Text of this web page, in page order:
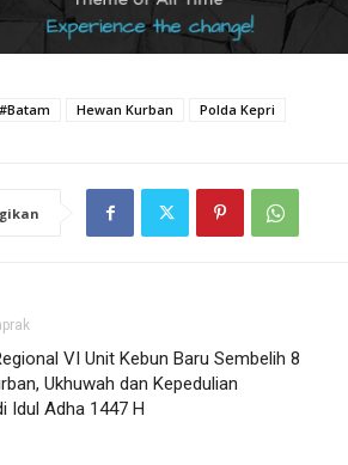
#Batam Hewan Kurban Polda Kepri
VI Unit Kebun Baru Sembelih 8
Ukhuwah dan Kepedulian
Idul Adha 1447 H